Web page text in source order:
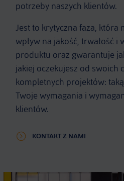
potrzeby naszych klientów.
Jest to krytyczna faza, która
wpływ na jakość, trwałość i
produktu oraz gwarantuje
jakiej oczekujesz od swoich
kompletnych projektów:
Twoje wymagania i
klientów.
KONTAKT Z NAMI